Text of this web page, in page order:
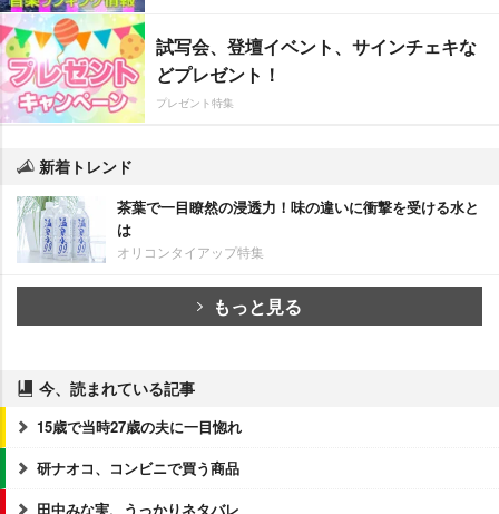
試写会、登壇イベント、サインチェキな
どプレゼント！
プレゼント特集
新着トレンド
茶葉で一目瞭然の浸透力！味の違いに衝撃を受ける水と
は
オリコンタイアップ特集
もっと見る
今、読まれている記事
15歳で当時27歳の夫に一目惚れ
研ナオコ、コンビニで買う商品
田中みな実、うっかりネタバレ